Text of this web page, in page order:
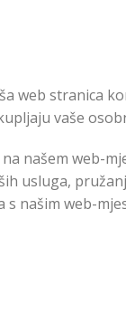
web stranica
vaše
našem web-
usluga,
s našim web-